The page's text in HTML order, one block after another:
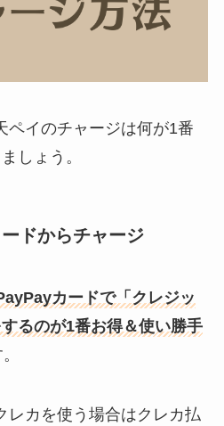
ペイのチャージは何が1番
しょう。
ドからチャージ
カードで「クレジッ
るのが1番お得＆使い勝手
レカを使う場合はクレカ払